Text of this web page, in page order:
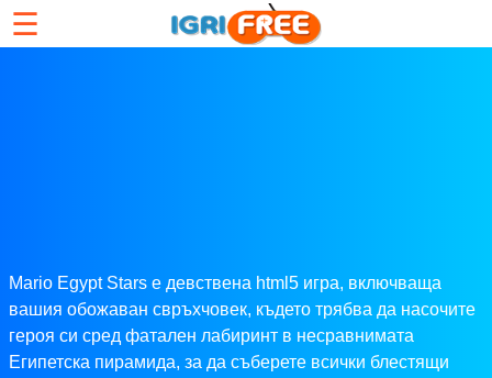
☰
Mario Egypt Stars е девствена html5 игра, включваща
вашия обожаван свръхчовек, където трябва да насочите
героя си сред фатален лабиринт в несравнимата
Египетска пирамида, за да съберете всички блестящи